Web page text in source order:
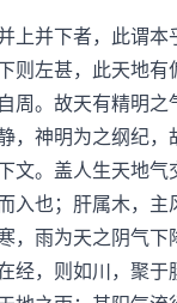
并下者，此谓本
则左甚，此天地
周。故天有精明
，神明为之纲纪
文。盖人生天地
入也；肝属木，
，雨为天之阴气
经，则如川，聚